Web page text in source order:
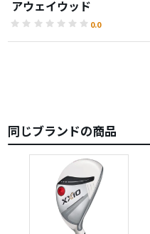
アウェイウッド
0.0
同じブランドの商品